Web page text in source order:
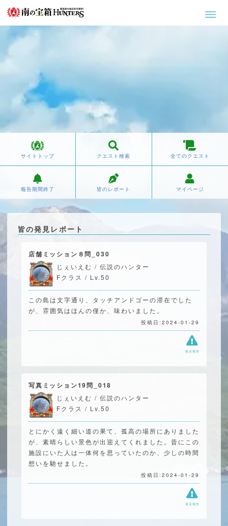
サイトトップ クエスト検索 全てのクエスト
報告期間終了 皆のレポート マイページ
皆の発見レポート
店舗ミッション８問_030
じぇいえむ / 伝説のハンター
Fクラス / Lv.50
この島は文字通り、タッチアンドゴーの滞在でした
が、雰囲気はほんの僅か、味わいました。
投稿日:2024-01-29
違反報告
写真ミッション19問_018
じぇいえむ / 伝説のハンター
Fクラス / Lv.50
とにかく遠く細い道の果て、孤高の場所にありました
が、素晴らしい景色が出迎えてくれました。昔にこの
施設にいた人は一体何を思っていたのか、少しの時間
想いを馳せました。
投稿日:2024-01-29
違反報告